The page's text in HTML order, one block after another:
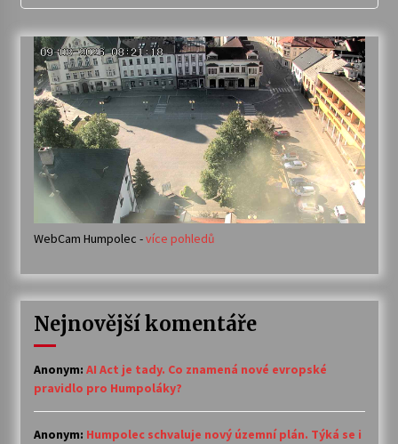
WebCam Humpolec -více pohledů
Nejnovější komentáře
Anonym: AI Act je tady. Co znamená nové evropské
pravidlo pro Humpoláky?
Anonym: Humpolec schvaluje nový územní plán. Týká se i